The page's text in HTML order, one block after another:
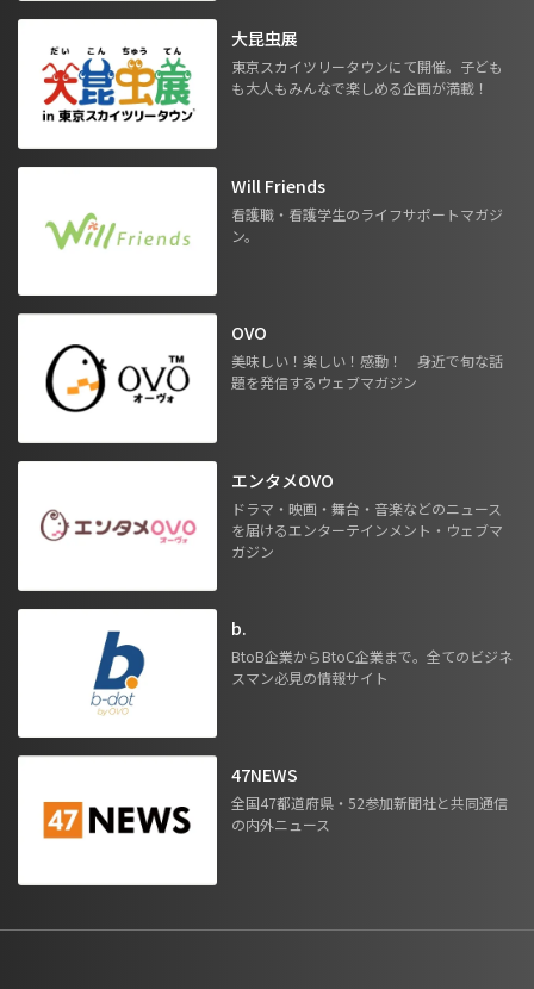
大昆虫展
東京スカイツリータウンにて開催。子ども
も大人もみんなで楽しめる企画が満載！
Will Friends
看護職・看護学生のライフサポートマガジ
ン。
OVO
美味しい！楽しい！感動！ 身近で旬な話
題を発信するウェブマガジン
エンタメOVO
ドラマ・映画・舞台・音楽などのニュース
を届けるエンターテインメント・ウェブマ
ガジン
b.
BtoB企業からBtoC企業まで。全てのビジネ
スマン必見の情報サイト
47NEWS
全国47都道府県・52参加新聞社と共同通信
の内外ニュース